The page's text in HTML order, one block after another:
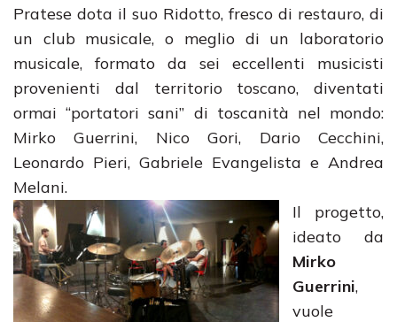
Pratese dota il suo Ridotto, fresco di restauro, di
un club musicale, o meglio di un laboratorio
musicale, formato da sei eccellenti musicisti
provenienti dal territorio toscano, diventati
ormai “portatori sani” di toscanità nel mondo:
Mirko Guerrini, Nico Gori, Dario Cecchini,
Leonardo Pieri, Gabriele Evangelista e Andrea
Melani.
Il progetto,
ideato da
Mirko
Guerrini,
vuole